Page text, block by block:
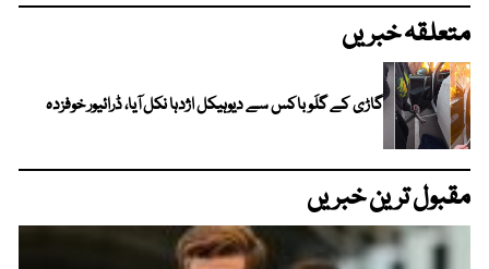
متعلقہ خبریں
گاڑی کے گلَو باکس سے دیوہیکل اژدہا نکل آیا، ڈرائیور خوفزدہ
مقبول ترین خبریں